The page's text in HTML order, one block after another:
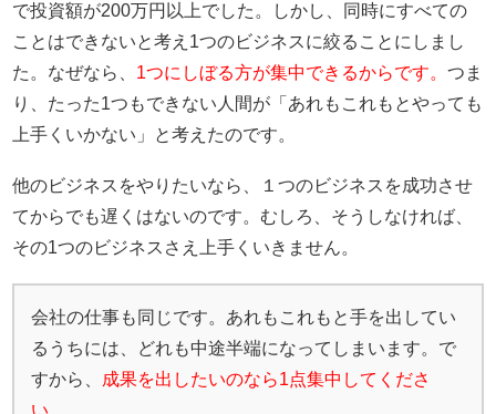
で投資額が200万円以上でした。しかし、同時にすべての
ことはできないと考え1つのビジネスに絞ることにしまし
た。なぜなら、 1つにしぼる方が集中できるからです。つま
り、たった1つもできない人間が「あれもこれもとやっても
上手くいかない」と考えたのです。
他のビジネスをやりたいなら、１つのビジネスを成功させ
てからでも遅くはないのです。むしろ、そうしなければ、
その1つのビジネスさえ上手くいきません。
会社の仕事も同じです。あれもこれもと手を出してい
るうちには、どれも中途半端になってしまいます。で
すから、
成果を出したいのなら1点集中してくださ
い。